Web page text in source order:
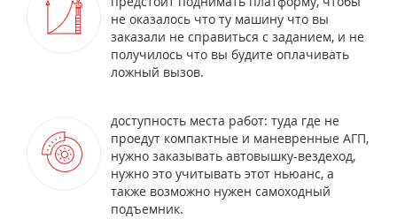
не оказалось что ту машину что вы
заказали не справиться с заданием, и не
получилось что вы будите оплачивать
ложный вызов.
доступность места работ: туда где не
проедут компактные и маневренные АГП,
нужно заказывать автовышку-вездеход,
нужно это учитывать этот ньюанс, а
также возможно нужен самоходный
подъемник.